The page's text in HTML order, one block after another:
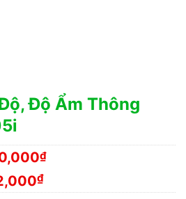
Độ Ẩm Thông
₫
₫